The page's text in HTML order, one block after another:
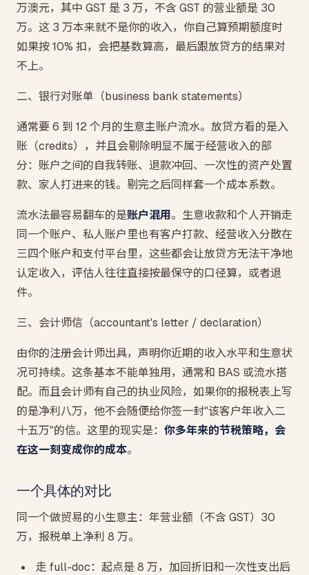
万澳元，其中 GST 是 3 万，不含 GST 的营业额是 30
万。这 3 万本来就不是你的收入，你自己算预期额度时
如果按 10% 扣，会把基数算高，最后跟放贷方的结果对
不上。
二、银行对账单（business bank statements）
通常要 6 到 12 个月的生意主账户流水。放贷方看的是入
账（credits），并且会剔除明显不属于经营收入的部
分：账户之间的自我转账、退款冲回、一次性的资产处置
款、家人打进来的钱。剔完之后同样套一个成本系数。
流水法最容易翻车的是账户混用。生意收款和个人开销走
同一个账户、私人账户里也有客户打款、经营收入分散在
三四个账户和支付平台里，这些都会让放贷方无法干净地
认定收入，评估人往往直接按最保守的口径算，或者退
件。
三、会计师信（accountant's letter / declaration）
由你的注册会计师出具，声明你近期的收入水平和生意状
况可持续。这条基本不能单独用，通常和 BAS 或流水搭
配。而且会计师有自己的执业风险，如果你的报税表上写
的是净利八万，他不会随便给你签一封"该客户年收入二
十五万"的信。这里的现实是： 你多年来的节税策略，会
在这一刻变成你的成本。
一个具体的对比
同一个做贸易的小生意主：年营业额（不含 GST）30
万，报税单上净利 8 万。
走 full-doc：起点是 8 万，加回折旧和一次性支出后